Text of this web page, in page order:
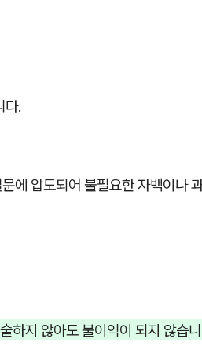
다.
에 압도되어 불필요한 자백이나
하지 않아도 불이익이 되지 않습